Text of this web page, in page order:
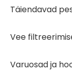
Täiendavad
Vee
Varuosad ja